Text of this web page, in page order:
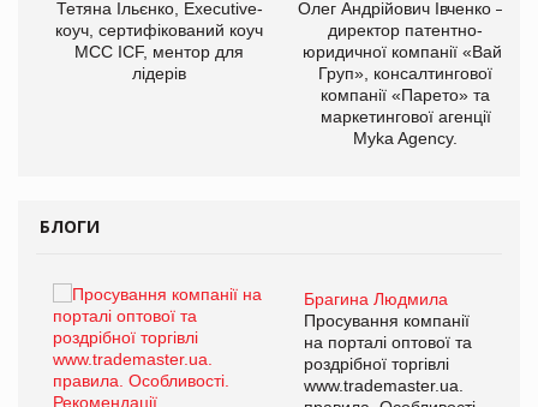
Тетяна Ільєнко, Executive-
коуч, сертифікований коуч
МСС ICF, ментор для
лідерів
Олег Андрійович Івченко —
директор патентно-
юридичної компанії «Вайз
Груп», консалтингової
компанії «Парето» та
маркетингової агенції
Myka Agency.
БЛОГИ
Брагина Людмила
Просування компанії
на порталі оптової та
роздрібної торгівлі
www.trademaster.ua.